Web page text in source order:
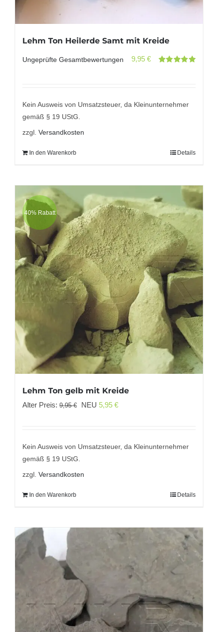
Lehm Ton Heilerde Samt mit Kreide
Ungeprüfte Gesamtbewertungen 9,95 €
Kein Ausweis von Umsatzsteuer, da Kleinunternehmer
gemäß § 19 UStG.
zzgl. Versandkosten
In den Warenkorb Details
40% Rabatt
Lehm Ton gelb mit Kreide
Alter Preis: 9,95€
Ursprünglicher
9,95 €
NEU 5,95 €Aktueller
5,95 €.
Kein Ausweis von Umsatzsteuer, da Kleinunternehmer
gemäß § 19 UStG.
zzgl. Versandkosten
In den Warenkorb Details